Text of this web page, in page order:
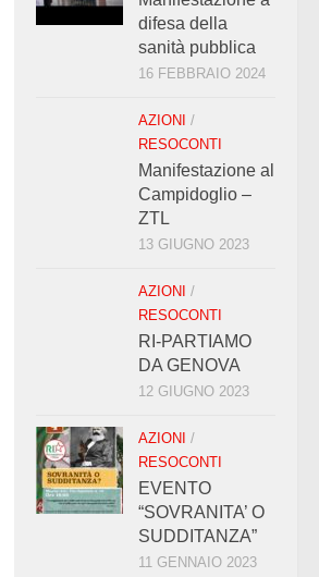
difesa della
sanità pubblica
16 FEBBRAIO 2024
AZIONI /
RESOCONTI
Manifestazione al
Campidoglio –
ZTL
13 GIUGNO 2023
AZIONI /
RESOCONTI
RI-PARTIAMO
DA GENOVA
12 GIUGNO 2023
AZIONI /
RESOCONTI
EVENTO
“SOVRANITA’ O
SUDDITANZA”
11 GENNAIO 2023